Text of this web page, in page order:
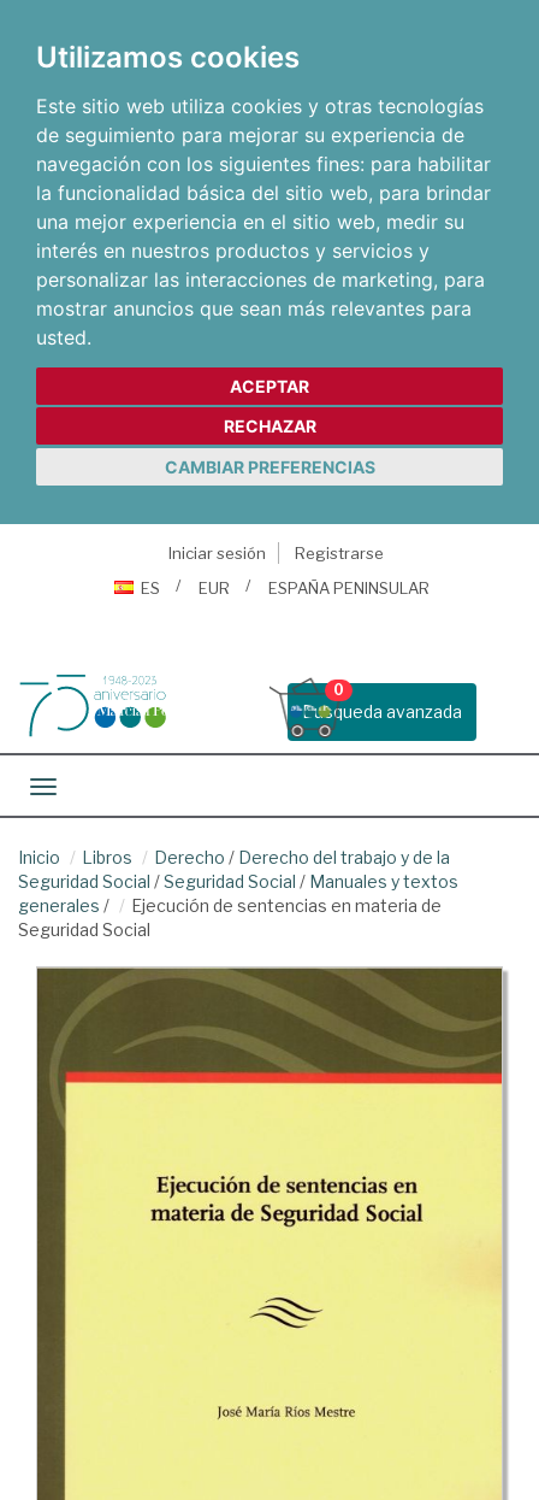
Utilizamos cookies
Este sitio web utiliza cookies y otras tecnologías
de seguimiento para mejorar su experiencia de
navegación con los siguientes fines: para habilitar
la funcionalidad básica del sitio web, para brindar
una mejor experiencia en el sitio web, medir su
interés en nuestros productos y servicios y
personalizar las interacciones de marketing, para
mostrar anuncios que sean más relevantes para
usted.
ACEPTAR
RECHAZAR
CAMBIAR PREFERENCIAS
Iniciar sesión
Registrarse
ES
EUR ESPAÑA PENINSULAR
Busqueda avanzada
0
Toggle navigation
Inicio Libros Derecho / Derecho del trabajo y de la
Seguridad Social /Seguridad Social / Manuales y textos
generales /
Ejecución de sentencias en materia de
Seguridad Social